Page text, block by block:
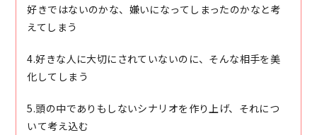
好きではないのかな、嫌いになってしまったのかなと考
えてしまう
4.好きな人に大切にされていないのに、そんな相手を美
化してしまう
5.頭の中でありもしないシナリオを作り上げ、それにつ
いて考え込む